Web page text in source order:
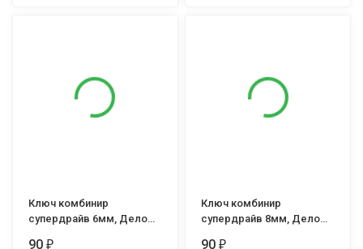
Ключ комбинир
супердрайв 6мм, Дело
90₽
Ключ комбинир
супердрайв 8мм, Дело
90₽